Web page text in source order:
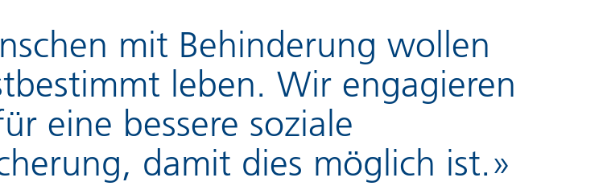
mit Behinderung wollen
leben. Wir engagieren
eine bessere soziale
damit dies möglich ist.»